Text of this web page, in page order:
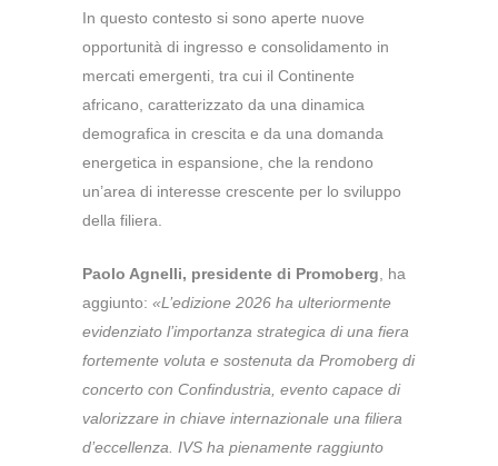
In questo contesto si sono aperte nuove
opportunità di ingresso e consolidamento in
mercati emergenti, tra cui il Continente
africano, caratterizzato da una dinamica
demografica in crescita e da una domanda
energetica in espansione, che la rendono
un’area di interesse crescente per lo sviluppo
della filiera.
Paolo Agnelli, presidente di Promoberg, ha
aggiunto: «L’edizione 2026 ha ulteriormente
evidenziato l’importanza strategica di una fiera
fortemente voluta e sostenuta da Promoberg di
concerto con Confindustria, evento capace di
valorizzare in chiave internazionale una filiera
d’eccellenza. IVS ha pienamente raggiunto